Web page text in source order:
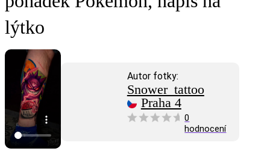
Autor fotky:
Snower_tattoo
Praha 4
0
hodnocení
lýtko